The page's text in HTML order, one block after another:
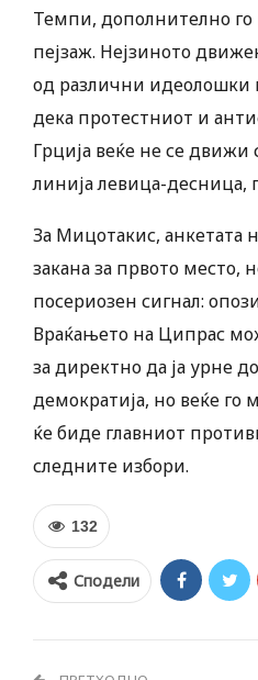
Темпи, дополнително
пејзаж. Нејзиното
од различни идеолошки
дека протестниот и
Грција веќе не се движи
линија левица-
За Мицотакис, анкетата
закана за првото место,
посериозен сигнал:
Враќањето на Ципрас
за директно да ја урне
демократија, но веќе го
ќе биде главниот
следните избори.
132
Сподели